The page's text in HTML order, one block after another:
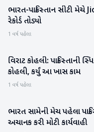
રમતગમત
ભારત-પાકિસ્તાન સીટી મેચે
રેકોર્ડ તોડ્યો
1 વર્ષ પહેલા
રમતગમત
વિરાટ કોહલી: પાકિસ્તાની
કોહલી, કર્યું આ ખાસ કામ
1 વર્ષ પહેલા
રમતગમત
ભારત સામેની મેચ પહેલા
અચાનક કરી મોટી કાર્યવાહી